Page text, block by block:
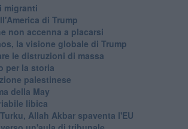
migranti
di Trump
non accenna a placarsi
la visione globale di Trump
le distruzioni di massa
per la storia
palestinese
della May
libica
Allah Akbar spaventa l'EU